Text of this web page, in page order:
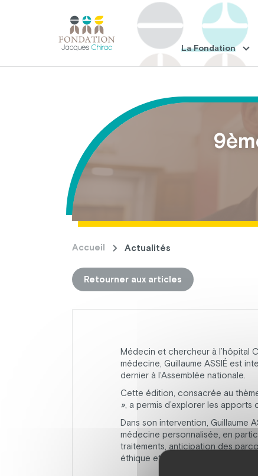
La Fondation
Accueil Actualités
Retourner aux articles
Médecin et chercheur à l’hôpital
médecine, Guillaume ASSIÉ est
dernier à l’Assemblée nationale.
Cette édition, consacrée au
» , a permis d’explorer les
Dans son intervention, Guillaume
médecine personnalisée, en
traitements, anticipation des
éthique et réglementaire fidèle à